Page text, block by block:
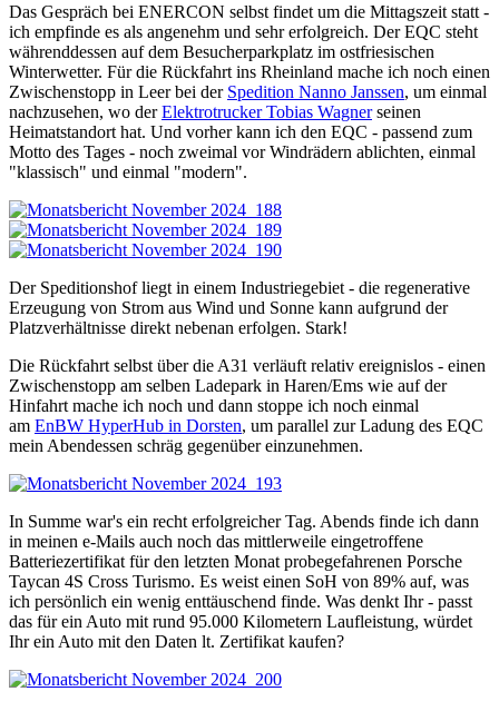
Das Gespräch bei ENERCON selbst findet um die Mittagszeit statt -
ich empfinde es als angenehm und sehr erfolgreich. Der EQC steht
währenddessen auf dem Besucherparkplatz im ostfriesischen
Winterwetter. Für die Rückfahrt ins Rheinland mache ich noch einen
Zwischenstopp in Leer bei der Spedition Nanno Janssen, um einmal
nachzusehen, wo derElektrotrucker Tobias Wagnerseinen
Heimatstandort hat. Und vorher kann ich den EQC - passend zum
Motto des Tages - noch zweimal vor Windrädern ablichten, einmal
"klassisch" und einmal "modern".
Der Speditionshof liegt in einem Industriegebiet - die regenerative
Erzeugung von Strom aus Wind und Sonne kann aufgrund der
Platzverhältnisse direkt nebenan erfolgen. Stark!
Die Rückfahrt selbst über die A31 verläuft relativ ereignislos - einen
Zwischenstopp am selben Ladepark in Haren/Ems wie auf der
Hinfahrt mache ich noch und dann stoppe ich noch einmal
am EnBW HyperHub in Dorsten, um parallel zur Ladung des EQC
mein Abendessen schräg gegenüber einzunehmen.
In Summe war's ein recht erfolgreicher Tag. Abends finde ich dann
in meinen e-Mails auch noch das mittlerweile eingetroffene
Batteriezertifikat für den letzten Monat probegefahrenen Porsche
Taycan 4S Cross Turismo. Es weist einen SoH von 89% auf, was
ich persönlich ein wenig enttäuschend finde. Was denkt Ihr - passt
das für ein Auto mit rund 95.000 Kilometern Laufleistung, würdet
Ihr ein Auto mit den Daten lt. Zertifikat kaufen?